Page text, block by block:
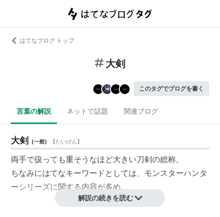
はてなブログ トップ
大剣
このタグでブログを書く
言葉の解説 ネットで話題 関連ブログ
大剣 (一般) 【たいけん】
両手で扱っても重そうなほど大きい刀剣の総称。
ちなみにはてなキーワードとしては、モンスターハンタ
ーシリーズに関する内容が多め。
モンスターハンターシリーズ
解説の続きを読む